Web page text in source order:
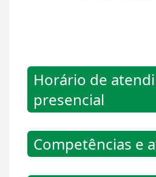
Horário de
presencial
Competências e